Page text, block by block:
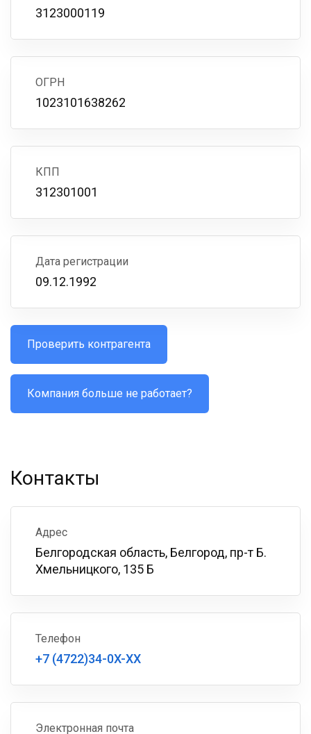
3123000119
ОГРН
1023101638262
КПП
312301001
Дата регистрации
09.12.1992
Проверить контрагента
Компания больше не работает?
Контакты
Адрес
Белгородская область, Белгород, пр-т Б.
Хмельницкого, 135 Б
Телефон
+7 (4722)34-0X-XX
Электронная почта